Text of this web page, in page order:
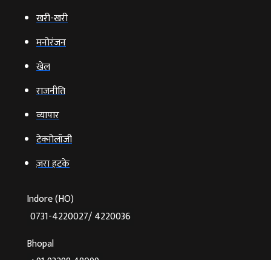
खरी-खरी
मनोरंजन
खेल
राजनीति
व्‍यापार
टेक्‍नोलॉजी
ज़रा हटके
Indore (HO)
0731-4220027/ 4220036
Bhopal